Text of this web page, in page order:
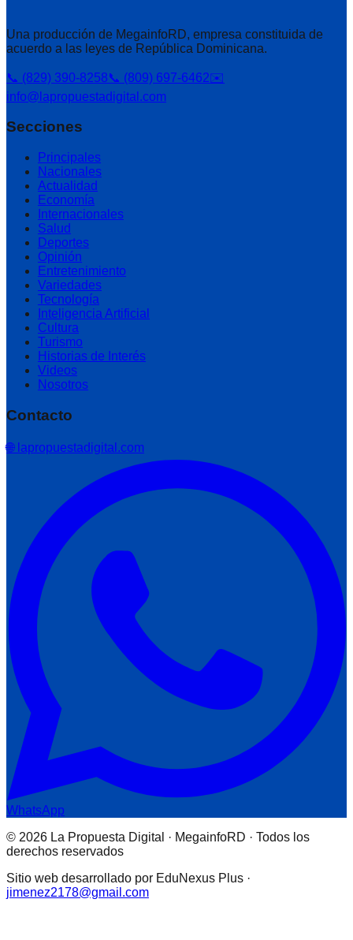
Una producción de MegainfoRD, empresa constituida de
acuerdo a las leyes de República Dominicana.
📞 (829) 390-8258📞 (809) 697-6462✉️
info@lapropuestadigital.com
Secciones
Principales
Nacionales
Actualidad
Economía
Internacionales
Salud
Deportes
Opinión
Entretenimiento
Variedades
Tecnología
Inteligencia Artificial
Cultura
Turismo
Historias de Interés
Videos
Nosotros
Contacto
🌐 lapropuestadigital.com
WhatsApp
© 2026 La Propuesta Digital · MegainfoRD · Todos los
derechos reservados
Sitio web desarrollado por EduNexus Plus ·
jimenez2178@gmail.com